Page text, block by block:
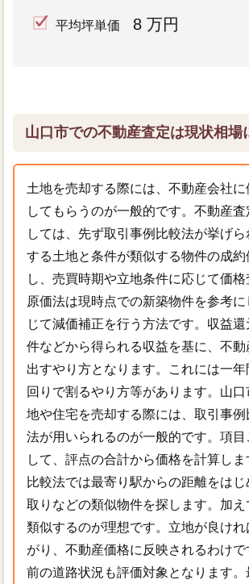
平均坪単価 8 万円
山口市での不動産査定は現状相場
土地を売却する際には、不動産会社
してもらうのが一般的です。不動産査
しては、先ず取引事例比較法が挙げ
する土地と条件が類似する物件の成約
し、売買時期や立地条件に応じて価格
原価法は現時点での新築物件を参考
じて減価補正を行う方法です。収益
件などから得られる収益を基に、不動
出すやり方となります。これには一年
回りで割るやり方等があります。山
地や住宅を売却する際には、取引事
法が用いられるのが一般的です。項
して、評点の合計から価格を計算しま
比較法では最寄り駅からの距離をはじ
取りなどの類似物件を探します。加え
類似するのが理想です。立地が良けれ
がり、不動産価格に反映されるわけ
前の道路状況も評価対象となります。